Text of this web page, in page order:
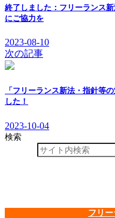
終了しました：フリーランス
にご協力を
2023-08-10
次の記事
「フリーランス新法・指針等
した！
2023-10-04
検索
フリ